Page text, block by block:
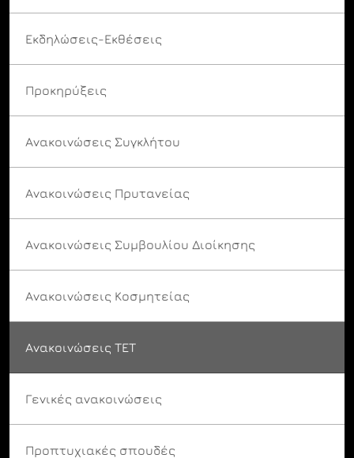
Εκδηλώσεις-Εκθέσεις
Προκηρύξεις
Ανακοινώσεις Συγκλήτου
Ανακοινώσεις Πρυτανείας
Ανακοινώσεις Συμβουλίου Διοίκησης
Ανακοινώσεις Κοσμητείας
Ανακοινώσεις ΤΕΤ
Γενικές ανακοινώσεις
Προπτυχιακές σπουδές